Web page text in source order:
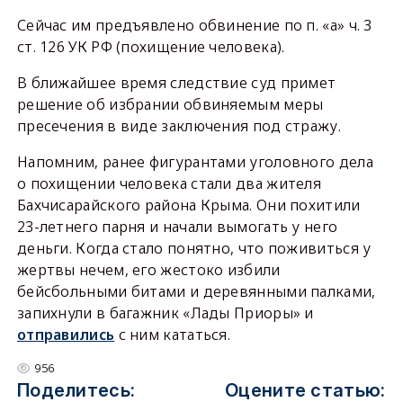
Сейчас им предъявлено обвинение по п. «а» ч. 3
ст. 126 УК РФ (похищение человека).
В ближайшее время следствие суд примет
решение об избрании обвиняемым меры
пресечения в виде заключения под стражу.
Напомним, ранее фигурантами уголовного дела
о похищении человека стали два жителя
Бахчисарайского района Крыма. Они похитили
23-летнего парня и начали вымогать у него
деньги. Когда стало понятно, что поживиться у
жертвы нечем, его жестоко избили
бейсбольными битами и деревянными палками,
запихнули в багажник «Лады Приоры» и
отправились с ним кататься.
956
Поделитесь: Оцените статью: